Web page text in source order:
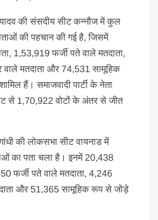
की संसदीय सीट कन्नौज में कुल
की पहचान की गई है, जिसमें
1,53,919 फर्जी पते वाले मतदाता,
वाले मतदाता और 74,531 सामूहिक
हैं। समाजवादी पार्टी के नेता
से 1,70,922 वोटों के अंतर से जीत
की लोकसभा सीट वायनाड में
का पता चला है। इनमें 20,438
फर्जी पते वाले मतदाता, 4,246
और 51,365 सामूहिक रूप से जोड़े